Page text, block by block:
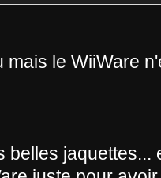
mais le WiiWare
belles jaquettes...